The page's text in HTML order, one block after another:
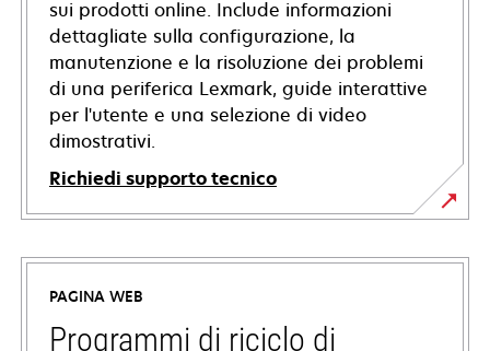
sui prodotti online. Include informazioni
dettagliate sulla configurazione, la
manutenzione e la risoluzione dei problemi
di una periferica Lexmark, guide interattive
per l'utente e una selezione di video
dimostrativi.
Richiedi supporto tecnico
si
apre
una
nuova
PAGINA WEB
Programmi di riciclo di